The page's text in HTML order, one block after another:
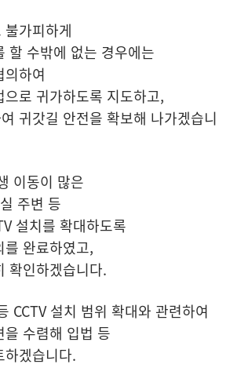
가피하게
할 수밖에 없는 경우에는
하여
로 귀가하도록 지도하고,
귀갓길 안전을 확보해 나가겠습니
이동이 많은
주변 등
설치를 확대하도록
완료하였고,
확인하겠습니다.
CCTV 설치 범위 확대와 관련하여
수렴해 입법 등
하겠습니다.